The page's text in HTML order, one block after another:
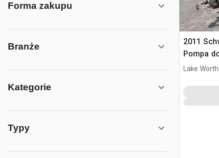
Forma zakupu
Branże
Kategorie
Typy
2011
Pompa
Lake